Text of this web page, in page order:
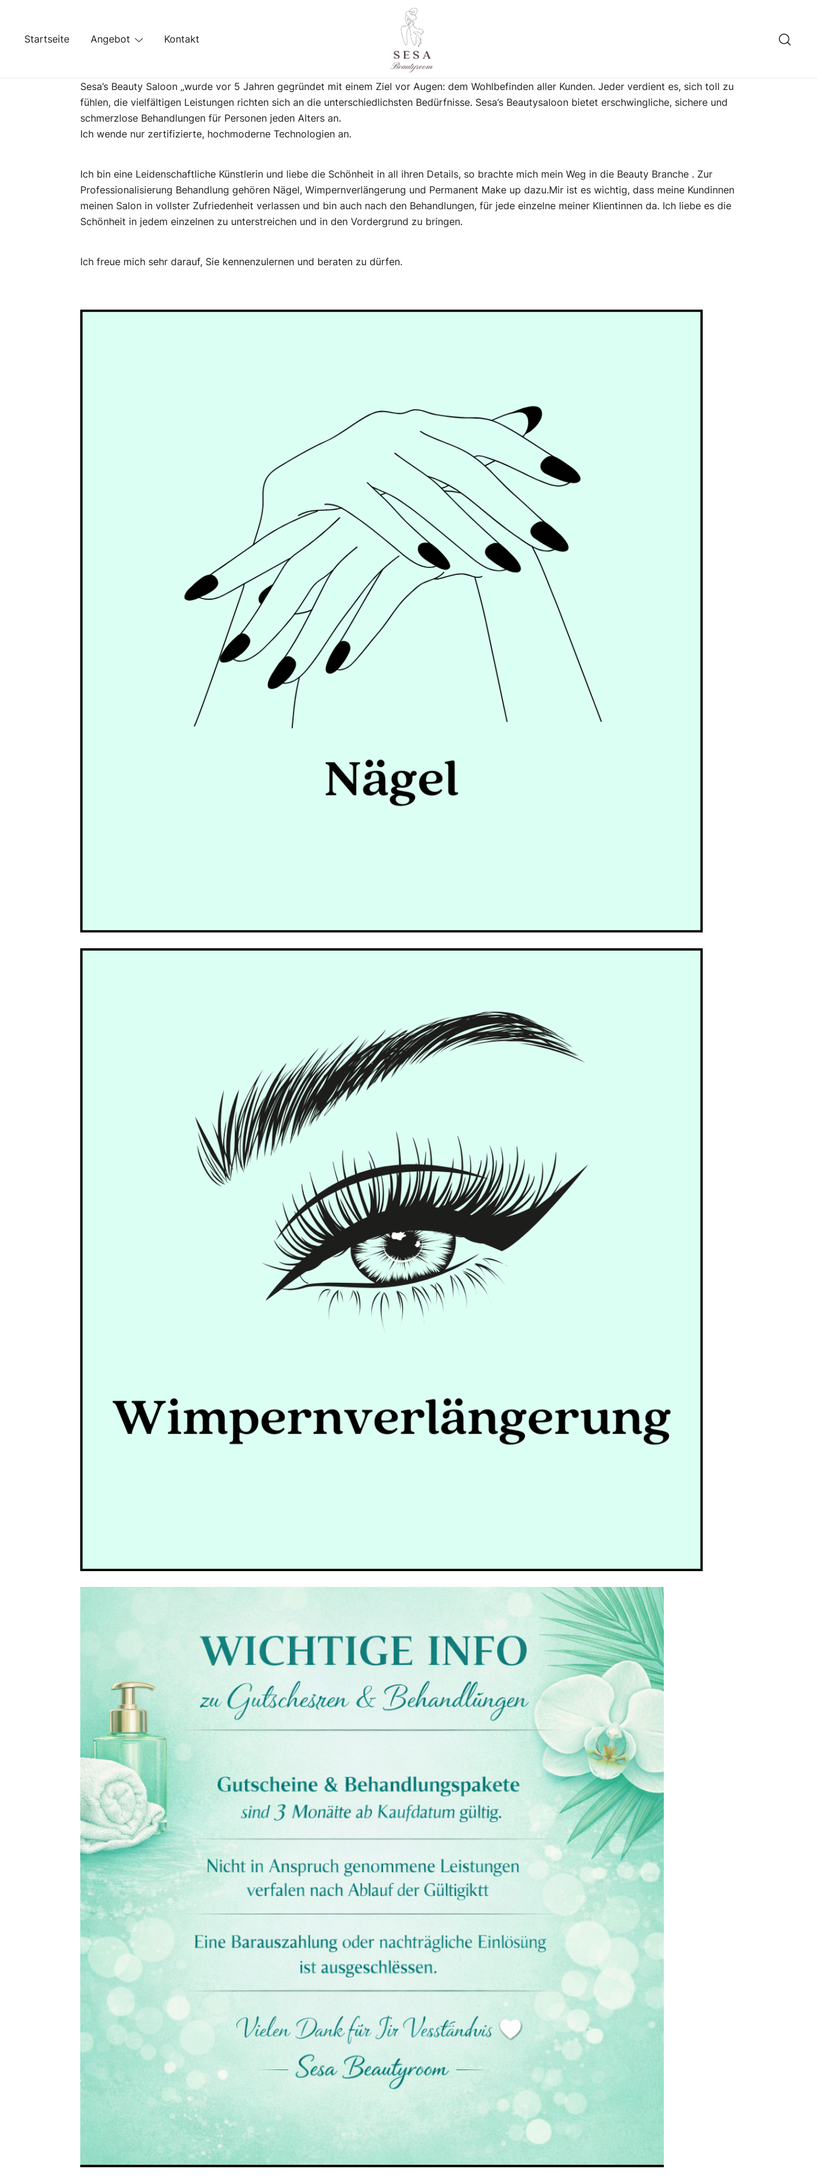
Startseite Angebot Kontakt
Sesa Beautyroom
Eine andere WordPress-Site.
Sesa’s Beauty Saloon „wurde vor 5 Jahren gegründet mit einem Ziel vor Augen: dem Wohlbefinden aller Kunden. Jeder verdient es, sich toll zu
fühlen, die vielfältigen Leistungen richten sich an die unterschiedlichsten Bedürfnisse. Sesa’s Beautysaloon bietet erschwingliche, sichere und
schmerzlose Behandlungen für Personen jeden Alters an.
Ich wende nur zertifizierte, hochmoderne Technologien an.
Ich bin eine Leidenschaftliche Künstlerin und liebe die Schönheit in all ihren Details, so brachte mich mein Weg in die Beauty Branche . Zur
Professionalisierung Behandlung gehören Nägel, Wimpernverlängerung und Permanent Make up dazu.Mir ist es wichtig, dass meine Kundinnen
meinen Salon in vollster Zufriedenheit verlassen und bin auch nach den Behandlungen, für jede einzelne meiner Klientinnen da. Ich liebe es die
Schönheit in jedem einzelnen zu unterstreichen und in den Vordergrund zu bringen.
Ich freue mich sehr darauf, Sie kennenzulernen und beraten zu dürfen.